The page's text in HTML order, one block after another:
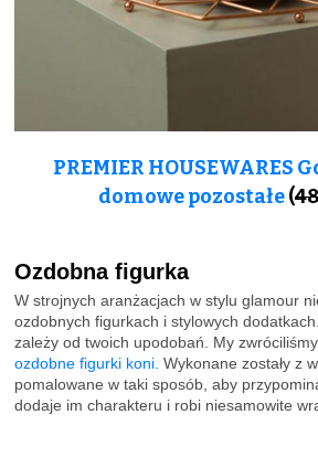
PREMIER HOUSEWARES
domowe pozostałe(
Ozdobna figurka
W strojnych aranżacjach w stylu glamour
ozdobnych figurkach i stylowych
zależy od twoich upodobań. My
ozdobne figurki koni. Wykonane zostały z
pomalowane w taki sposób, aby
dodaje im charakteru i robi niesamowite